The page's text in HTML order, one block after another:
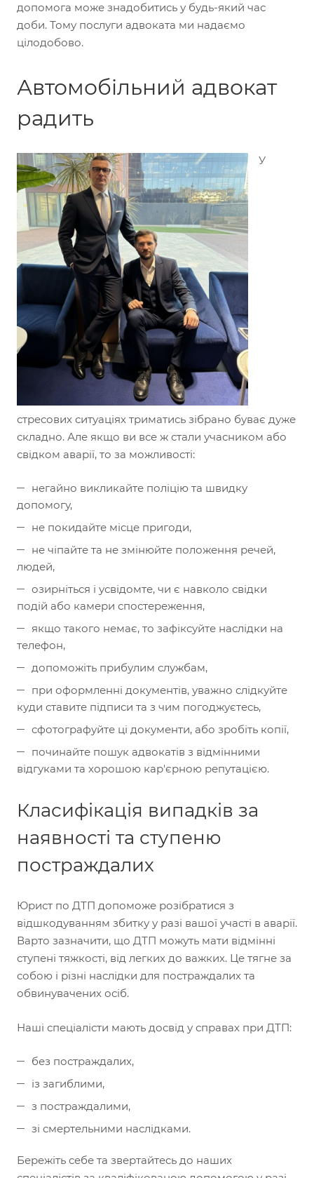
допомога може знадобитись у будь-який час
доби. Тому послуги адвоката ми надаємо
цілодобово.
Автомобільний адвокат
радить
У
стресових ситуаціях триматись зібрано буває дуже
складно. Але якщо ви все ж стали учасником або
свідком аварії, то за можливості:
негайно викликайте поліцію та швидку
допомогу,
не покидайте місце пригоди,
не чіпайте та не змінюйте положення речей,
людей,
озирніться і усвідомте, чи є навколо свідки
подій або камери спостереження,
якщо такого немає, то зафіксуйте наслідки на
телефон,
допоможіть прибулим службам,
при оформленні документів, уважно слідкуйте
куди ставите підписи та з чим погоджуєтесь,
сфотографуйте ці документи, або зробіть копії,
починайте пошук адвокатів з відмінними
відгуками та хорошою кар'єрною репутацією.
Класифікація випадків за
наявності та ступеню
постраждалих
Юрист по ДТП допоможе розібратися з
відшкодуванням збитку у разі вашої участі в аварії.
Варто зазначити, що ДТП можуть мати відмінні
ступені тяжкості, від легких до важких. Це тягне за
собою і різні наслідки для постраждалих та
обвинувачених осіб.
Наші спеціалісти мають досвід у справах при ДТП:
без постраждалих,
із загиблими,
з постраждалими,
зі смертельними наслідками.
Бережіть себе та звертайтесь до наших